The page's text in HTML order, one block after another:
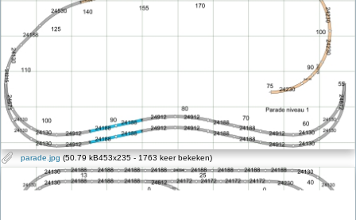
parade.jpg (50.79 kB453x235 - 1763 keer bekeken)